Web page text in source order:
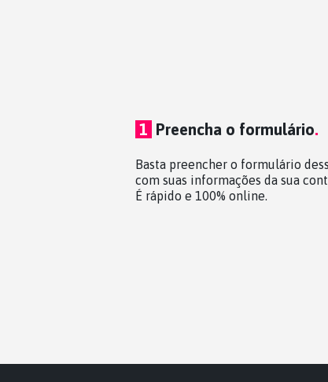
1 Preencha o formulário.
Basta preencher o formulário
com suas informações da sua
É rápido e 100% online.